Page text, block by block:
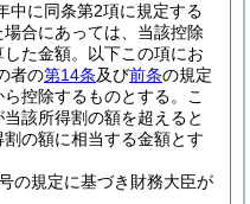
中に同条第2項に規定する
合にあっては、当該控除
た金額。以下この項にお
者の第14条及び前条の規定
控除するものとする。
こ
該所得割の額を超えると
の額に相当する金額とす
の規定に基づき財務大臣が